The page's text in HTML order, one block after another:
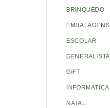
BRINQUEDO
ESCOLAR
GENERALISTA
GIFT
INFORMÁTICA
NATAL